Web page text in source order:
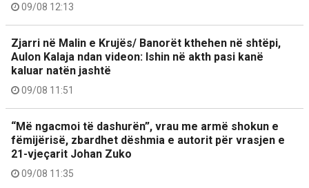
09/08 12:13
Zjarri në Malin e Krujës/ Banorët kthehen në shtëpi,
Aulon Kalaja ndan videon: Ishin në akth pasi kanë
kaluar natën jashtë
09/08 11:51
“Më ngacmoi të dashurën”, vrau me armë shokun e
fëmijërisë, zbardhet dëshmia e autorit për vrasjen e
21-vjeçarit Johan Zuko
09/08 11:35